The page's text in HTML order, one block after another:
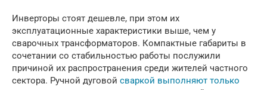
Инверторы стоят дешевле, при этом их
эксплуатационные характеристики выше, чем у
сварочных трансформаторов. Компактные габариты в
сочетании со стабильностью работы послужили
причиной их распространения среди жителей частного
сектора. Ручной дуговой сваркой выполняют только